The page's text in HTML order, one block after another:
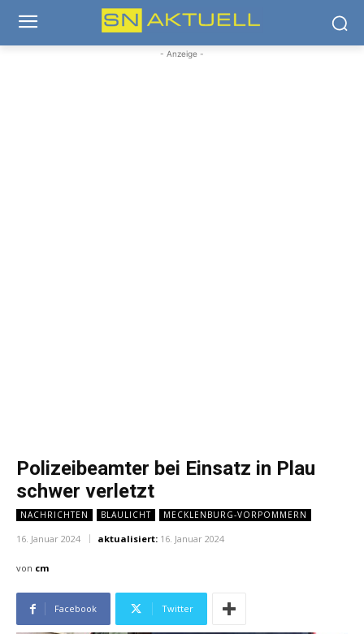
- Anzeige -
Polizeibeamter bei Einsatz in Plau
schwer verletzt
NACHRICHTEN BLAULICHT MECKLENBURG-VORPOMMERN
16. Januar 2024 aktualisiert: 16. Januar 2024
von cm
Facebook Twitter